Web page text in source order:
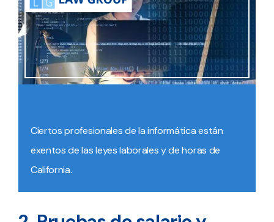
Ciertos profesionales de la informática están
exentos de las leyes laborales y de horas de
California.